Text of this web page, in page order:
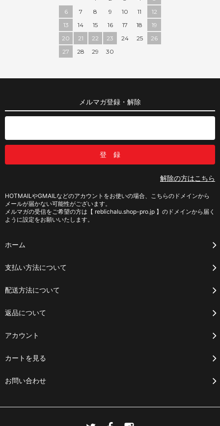
6
7 8 9 10 11
12
13
14 15 16 17 18
19
20
21 22 23 24 25
26
27
28 29 30
メルマガ登録・解除
解除の方はこちら
HOTMAILやGMAILなどのアカウントをお使いの場合、こちらのドメインから
メールが届かない可能性がございます。
メルマガの受信をご希望の方は【 reblichalu.shop-pro.jp 】のドメインから届く
ように設定をお願いいたします。
ホーム
支払い方法について
配送方法について
返品について
アカウント
カートを見る
お問い合わせ